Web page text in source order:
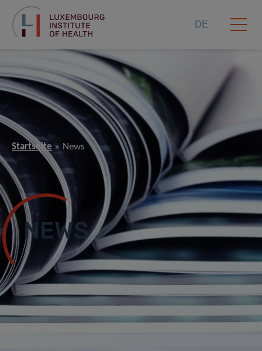
DE
Startseite News
NEWS